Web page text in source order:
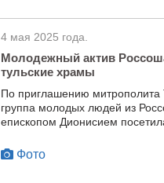
4 мая 2025 года.
Молодежный актив
тульские храмы
По приглашению митрополита
группа молодых людей из
епископом Дионисием
Фото